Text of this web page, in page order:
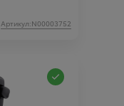
Артикул:N00003752